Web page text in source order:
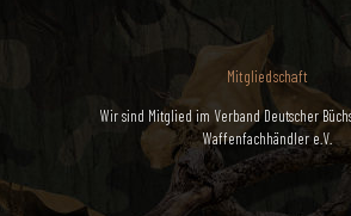
Mitgliedschaft
Wir sind Mitglied im Verband Deutscher
Waffenfachhändler e.V.